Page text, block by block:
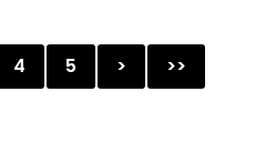
4 5 > >>